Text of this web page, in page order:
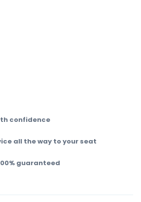
confidence
all the way to your seat
guaranteed